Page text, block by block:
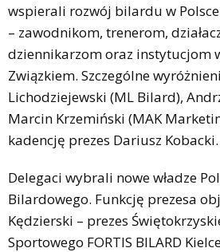
wspierali rozwój bilardu w
– zawodnikom, trenerom,
dziennikarzom oraz instytucjom
Związkiem. Szczególne
Lichodziejewski (ML Bilard),
Marcin Krzemiński (MAK
kadencję prezes Dariusz Kobacki.
Delegaci wybrali nowe władze
Bilardowego. Funkcję prezesa
Kędzierski – prezes
Sportowego FORTIS BILARD